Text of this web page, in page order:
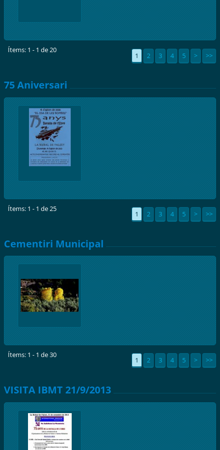
Ítems: 1 - 1 de 20
1 2 3 4 5 > >>
75 Aniversari
Ítems: 1 - 1 de 25
1 2 3 4 5 > >>
Cementiri Municipal
Ítems: 1 - 1 de 30
1 2 3 4 5 > >>
VISITA IBMT 21/9/2013